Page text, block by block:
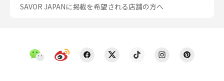
SAVOR JAPANに掲載を希望される店舗の方へ